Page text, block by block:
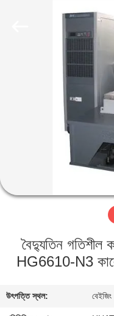
কারখানা
মান
বৈদ্যুতিন
HG6610-N3
উৎপত্তি স্থল: বেইজিং